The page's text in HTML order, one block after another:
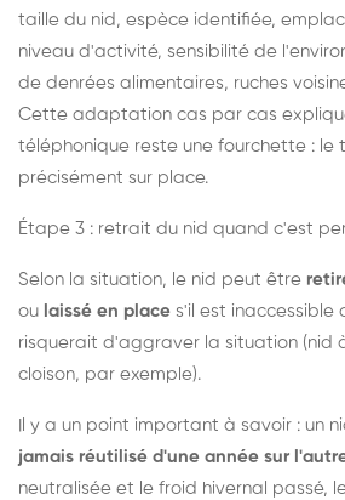
taille du nid, espèce identifiée,
niveau d'activité, sensibilité de
de denrées alimentaires, ruches
Cette adaptation cas par cas
téléphonique reste une fourchette : le
précisément sur place.
Étape 3 : retrait du nid quand c'est
Selon la situation, le nid peut être
ou laissé en place s'il est inaccessible
risquerait d'aggraver la situation (nid
cloison, par exemple).
Il y a un point important à savoir : un
jamais réutilisé d'une année sur
neutralisée et le froid hivernal passé,